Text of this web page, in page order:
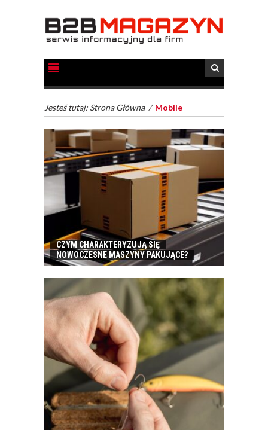
Jesteś tutaj: Strona Główna / Mobile
CZYM CHARAKTERYZUJĄ SIĘ
NOWOCZESNE MASZYNY PAKUJĄCE?